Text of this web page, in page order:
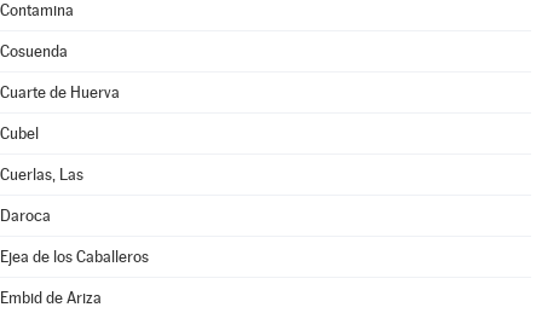
Contamina
Cosuenda
Cuarte de Huerva
Cubel
Cuerlas, Las
Daroca
Ejea de los Caballeros
Embid de Ariza